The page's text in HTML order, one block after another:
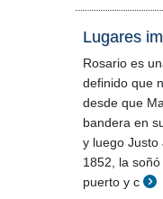
Lugares
Rosario es
definido que
desde que
bandera en
y luego Justo
1852, la
puerto y c